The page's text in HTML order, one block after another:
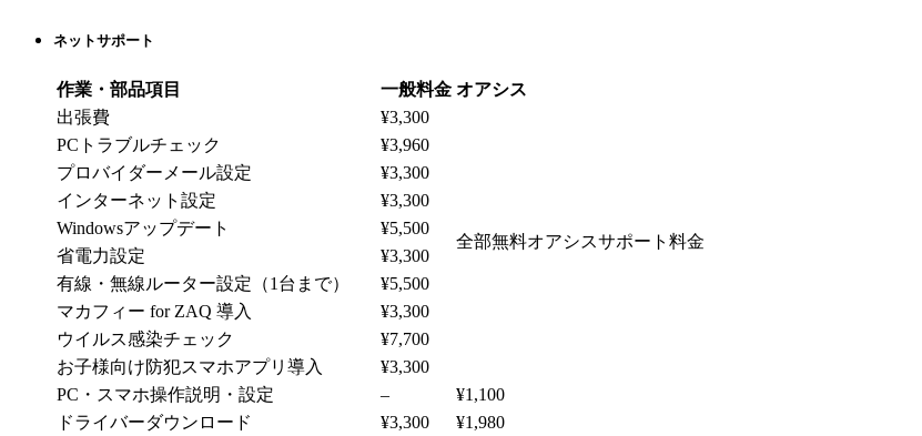
ネットサポート
作業・部品項目 一般料金 オアシス
出張費
¥3,300
全部無料オアシスサポート 料金
PCトラブルチェック
¥3,960
プロバイダーメール設定
¥3,300
インターネット設定
¥3,300
Windowsアップデート
¥5,500
省電力設定
¥3,300
有線・無線ルーター設定（1台まで）
¥5,500
マカフィー for ZAQ 導入
¥3,300
ウイルス感染チェック
¥7,700
お子様向け防犯スマホアプリ導入
¥3,300
PC・スマホ操作説明・設定
–
¥1,100
ドライバーダウンロード
¥3,300 ¥1,980